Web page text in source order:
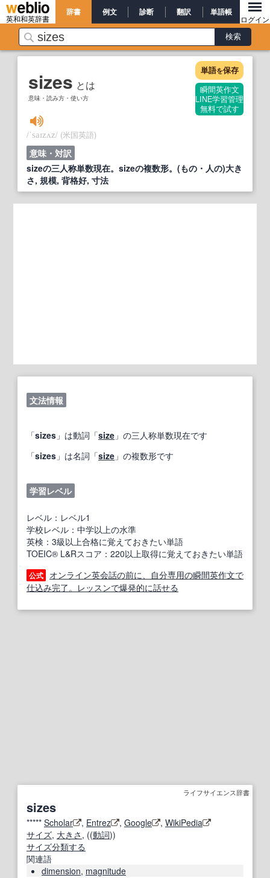
英和和英辞書
辞書 例文 診断 翻訳 単語帳
ログイン
sizes とは
意味・読み方・使い方
単語を保存
瞬間英作文
LINE学習管理
無料で試す
/ˈsaɪzʌz/ (米国英語)
意味・対訳
sizeの三人称単数現在。sizeの複数形。(もの・人の)大き
さ, 規模, 背格好, 寸法
文法情報
「sizes 」は動詞「size 」の三人称単数現在です
「sizes 」は名詞「size 」の複数形です
学習レベル
レベル：レベル1
学校レベル：中学以上の水準
英検：3級以上合格に覚えておきたい単語
TOEIC® L&Rスコア：220以上取得に覚えておきたい単語
公式
オンライン英会話の前に、自分専用の瞬間英作文で
仕込み完了。レッスンで爆発的に話せる
ライフサイエンス辞書
sizes
***** Scholar , Entrez , Google , WikiPedia
サイズ, 大きさ , ((動詞))
サイズ分類する
関連語
dimension, magnitude